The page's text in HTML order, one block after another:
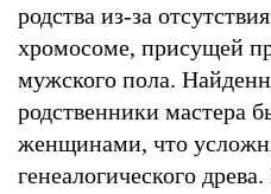
родства из-за
хромосоме, присущей
мужского пола.
родственники мастера
женщинами, что
генеалогического